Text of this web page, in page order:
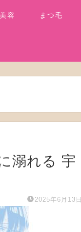
容 まつ毛
溺れる 宇
2025年6月13日